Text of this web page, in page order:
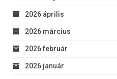
2026 április
2026 március
2026 február
2026 január